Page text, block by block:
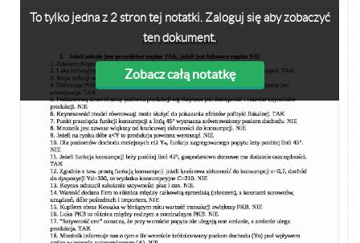
To tylko jedna z 2 stron tej notatki. Zaloguj się aby zobaczyć
ten dokument.
Zobacz całą notatkę